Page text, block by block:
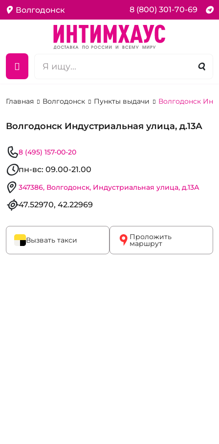
Волгодонск 8 (800) 301-70-69
Главная Волгодонск Пункты выдачи Волгодонск
Волгодонск Индустриальная улица, д.13А
8 (495) 157-00-20
пн-вс: 09.00-21.00
347386, Волгодонск, Индустриальная улица, д.13А
47.52970, 42.22969
Вызвать такси Проложить
маршрут